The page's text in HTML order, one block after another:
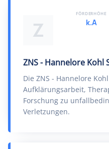
Z
ZNS - Hannelore Kohl
Die ZNS - Hannelore
Aufklärungsarbeit,
Forschung zu
Verletzungen.
FÖRDERHÖHE
k.A